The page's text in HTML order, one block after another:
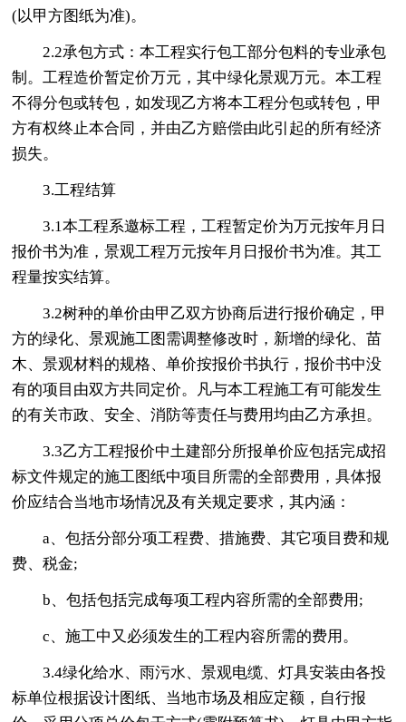
(以甲方图纸为准)。
2.2承包方式：本工程实行包工部分包料的专业承包
制。工程造价暂定价万元，其中绿化景观万元。本工程
不得分包或转包，如发现乙方将本工程分包或转包，甲
方有权终止本合同，并由乙方赔偿由此引起的所有经济
损失。
3.工程结算
3.1本工程系邀标工程，工程暂定价为万元按年月日
报价书为准，景观工程万元按年月日报价书为准。其工
程量按实结算。
3.2树种的单价由甲乙双方协商后进行报价确定，甲
方的绿化、景观施工图需调整修改时，新增的绿化、苗
木、景观材料的规格、单价按报价书执行，报价书中没
有的项目由双方共同定价。凡与本工程施工有可能发生
的有关市政、安全、消防等责任与费用均由乙方承担。
3.3乙方工程报价中土建部分所报单价应包括完成招
标文件规定的施工图纸中项目所需的全部费用，具体报
价应结合当地市场情况及有关规定要求，其内涵：
a、包括分部分项工程费、措施费、其它项目费和规
费、税金;
b、包括包括完成每项工程内容所需的全部费用;
c、施工中又必须发生的工程内容所需的费用。
3.4绿化给水、雨污水、景观电缆、灯具安装由各投
标单位根据设计图纸、当地市场及相应定额，自行报